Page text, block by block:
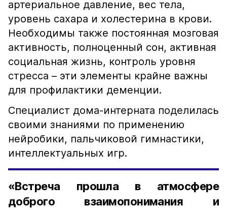
артериальное давление, вес тела,
уровень сахара и холестерина в крови.
Необходимы также постоянная мозговая
активность, полноценный сон, активная
социальная жизнь, контроль уровня
стресса – эти элементы крайне важны
для профилактики деменции.
Специалист дома-интерната поделилась
своими знаниями по применению
нейробики, пальчиковой гимнастики,
интеллектуальных игр.
«Встреча прошла в атмосфере
доброго взаимопонимания и